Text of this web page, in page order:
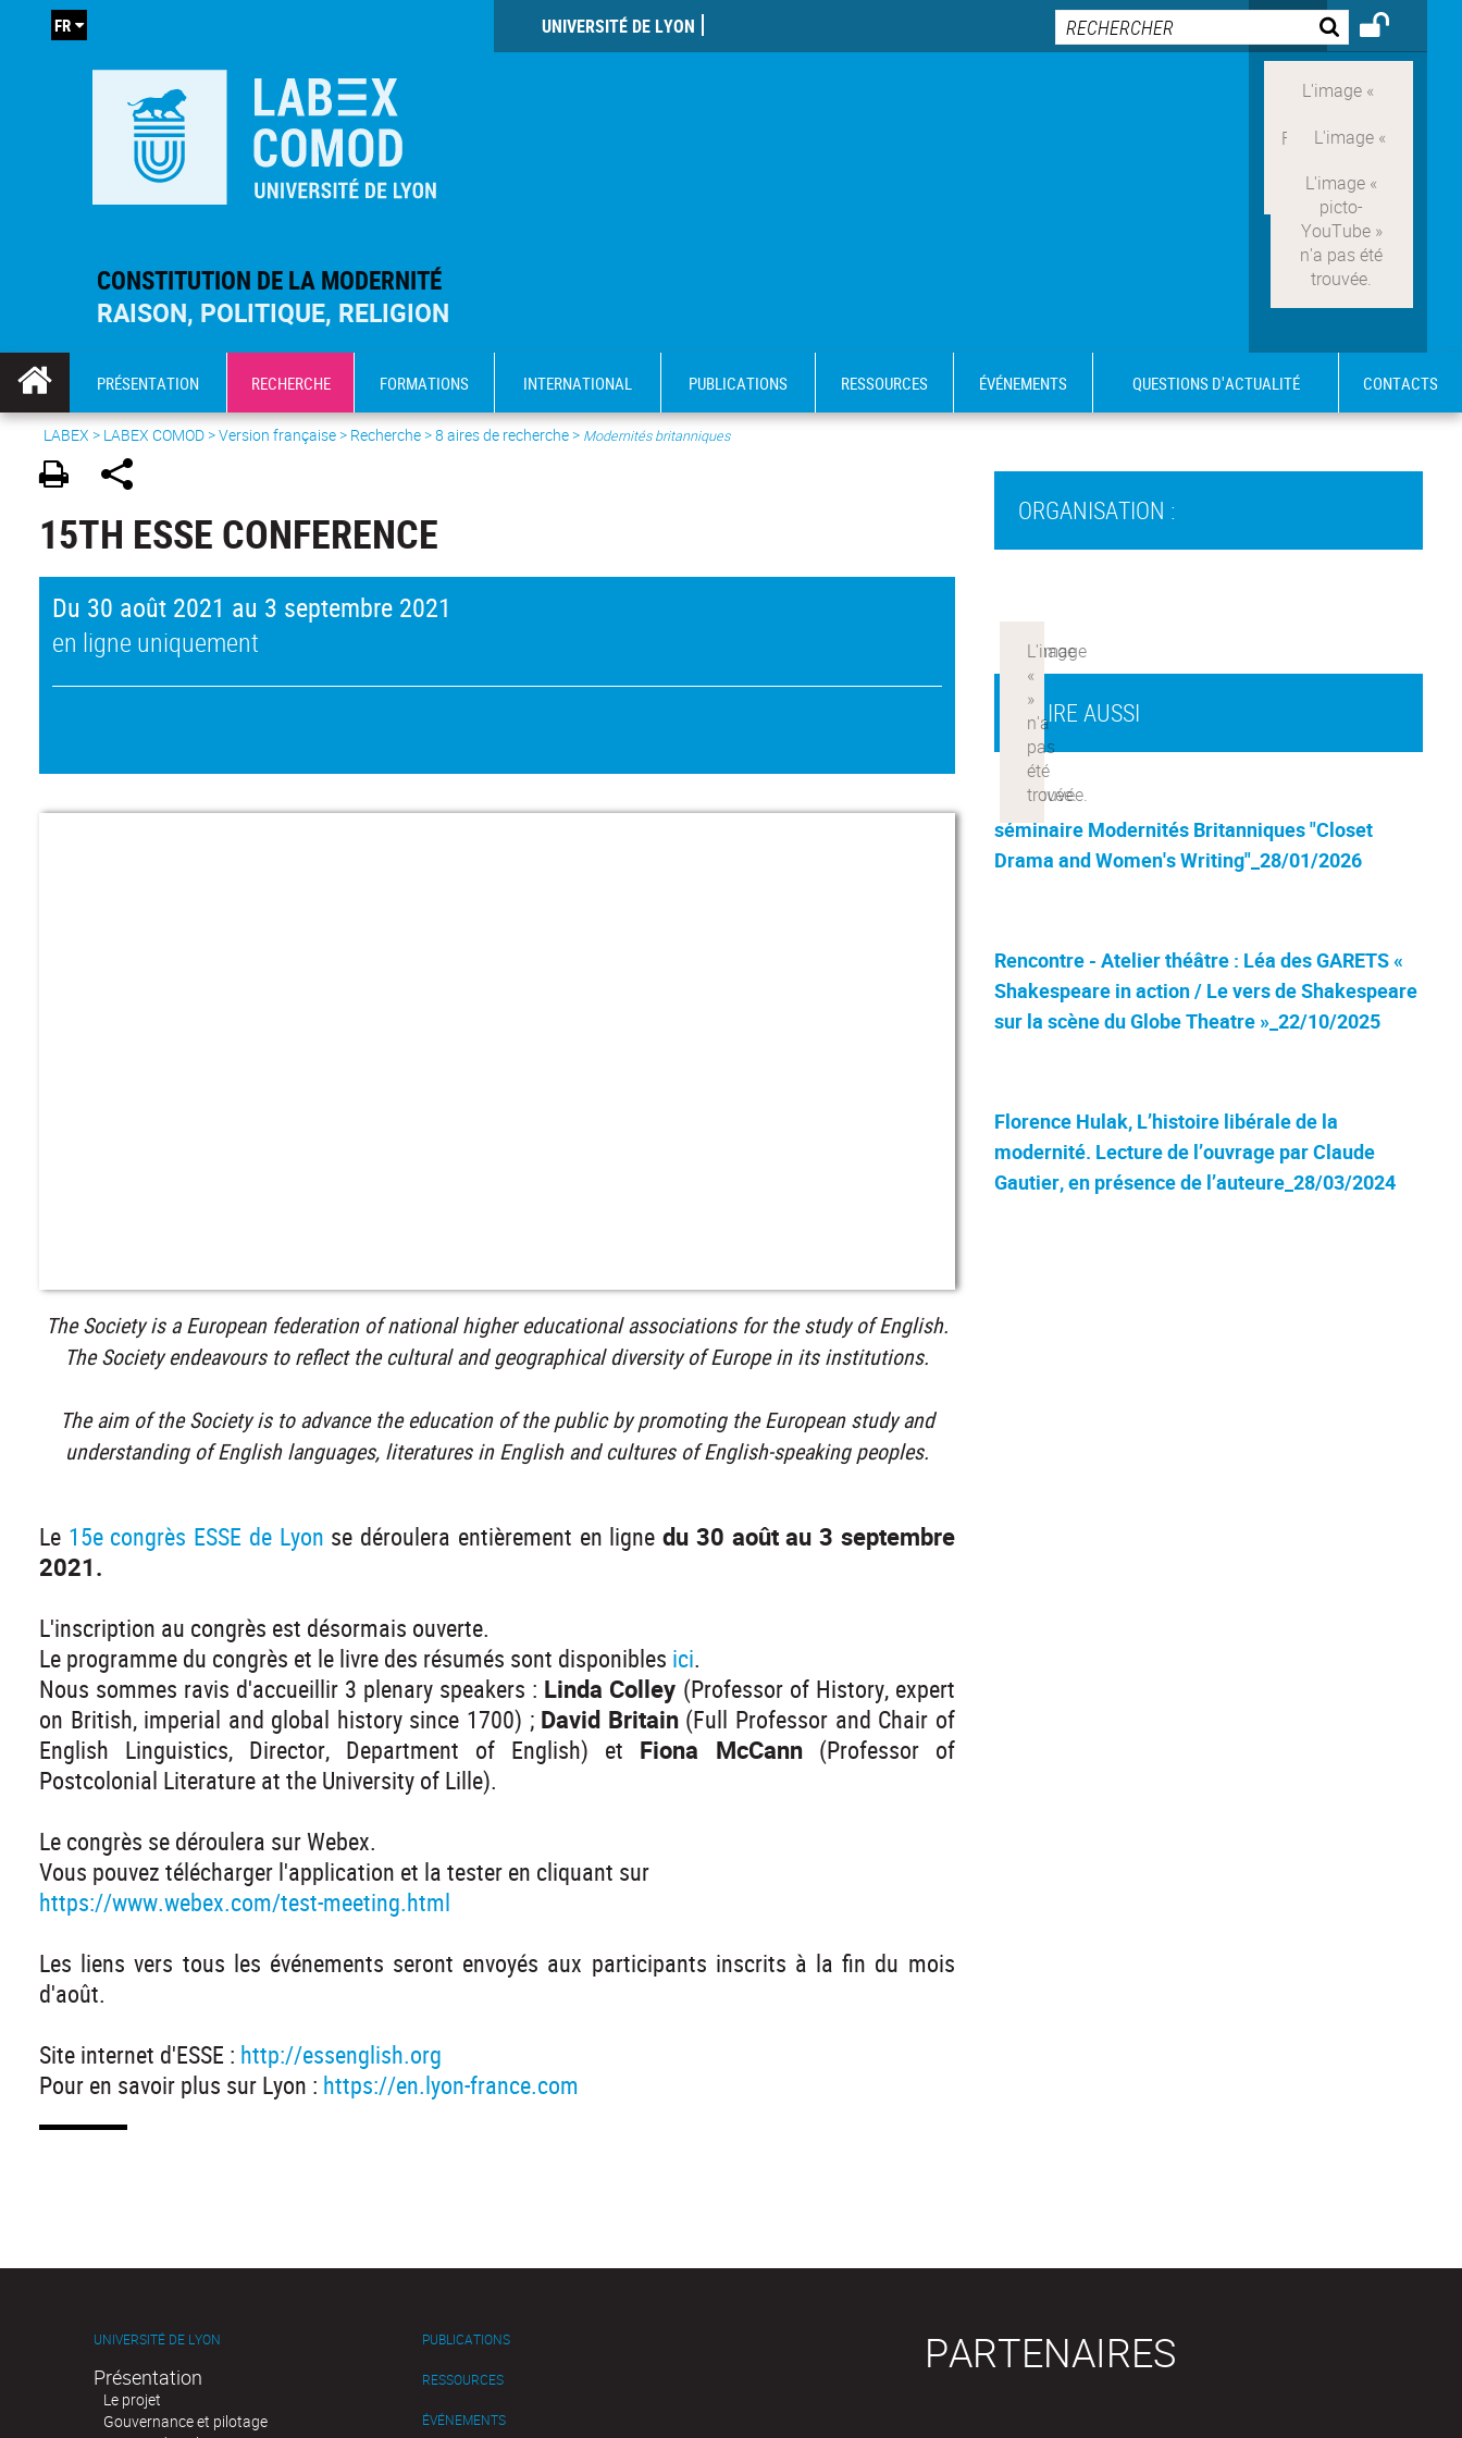
CONSTITUTION DE LA MODERNITÉ
RAISON, POLITIQUE, RELIGION
UNIVERSITÉ DE LYON
FR
PRÉSENTATION RECHERCHE FORMATIONS INTERNATIONAL PUBLICATIONS RESSOURCES ÉVÉNEMENTS QUESTIONS D'ACTUALITÉ CONTACTS
LABEX > LABEX COMOD>Version française> Recherche >8 aires de recherche> Modernités britanniques
15TH ESSE CONFERENCE
Du 30 août 2021 au 3 septembre 2021
en ligne uniquement
The Society is a European federation of national higher educational associations for the study of English.
The Society endeavours to reflect the cultural and geographical diversity of Europe in its institutions.
The aim of the Society is to advance the education of the public by promoting the European study and
understanding of English languages, literatures in English and cultures of English-speaking peoples.
Le 15e congrès ESSE de Lyon se déroulera entièrement en lignedu 30 août au 3 septembre
2021.
L'inscription au congrès est désormais ouverte.
Le programme du congrès et le livre des résumés sont disponibles ici.
Nous sommes ravis d'accueillir 3 plenary speakers : Linda Colley (Professor of History, expert
on British, imperial and global history since 1700) ; David Britain(Full Professor and Chair of
English Linguistics, Director, Department of English) et Fiona McCann(Professor of
Postcolonial Literature at the University of Lille).
Le congrès se déroulera sur Webex.
Vous pouvez télécharger l'application et la tester en cliquant sur
https://www.webex.com/test-meeting.html
Les liens vers tous les événements seront envoyés aux participants inscrits à la fin du mois
d'août.
Site internet d'ESSE : http://essenglish.org
Pour en savoir plus sur Lyon : https://en.lyon-france.com
À LIRE AUSSI
séminaire Modernités Britanniques "Closet
Drama and Women's Writing"_28/01/2026
Rencontre - Atelier théâtre : Léa des GARETS «
Shakespeare in action / Le vers de Shakespeare
sur la scène du Globe Theatre »_22/10/2025
Florence Hulak, L’histoire libérale de la
modernité. Lecture de l’ouvrage par Claude
Gautier, en présence de l’auteure_28/03/2024
ORGANISATION :
UNIVERSITÉ DE LYON
Présentation
Le projet
Gouvernance et pilotage
PUBLICATIONS
RESSOURCES
ÉVÉNEMENTS
PARTENAIRES